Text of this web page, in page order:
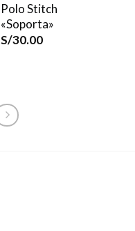
Polo Stitch
«Soporta»
S/30.00